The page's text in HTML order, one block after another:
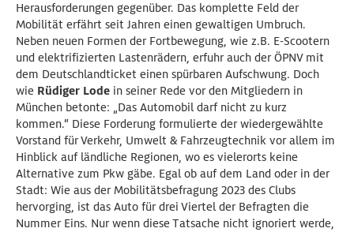
Herausforderungen gegenüber. Das komplette Feld der
Mobilität erfährt seit Jahren einen gewaltigen Umbruch.
Neben neuen Formen der Fortbewegung, wie z.B. E-Scootern
und elektrifizierten Lastenrädern, erfuhr auch der ÖPNV mit
dem Deutschlandticket einen spürbaren Aufschwung. Doch
wie Rüdiger Lode in seiner Rede vor den Mitgliedern in
München betonte: „Das Automobil darf nicht zu kurz
kommen.“ Diese Forderung formulierte der wiedergewählte
Vorstand für Verkehr, Umwelt & Fahrzeugtechnik vor allem im
Hinblick auf ländliche Regionen, wo es vielerorts keine
Alternative zum Pkw gäbe. Egal ob auf dem Land oder in der
Stadt: Wie aus der Mobilitätsbefragung 2023 des Clubs
hervorging, ist das Auto für drei Viertel der Befragten die
Nummer Eins. Nur wenn diese Tatsache nicht ignoriert werde,